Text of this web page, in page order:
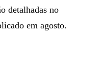
detalhadas no
em agosto.